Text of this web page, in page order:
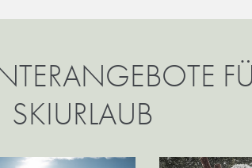
SKIURLAUB